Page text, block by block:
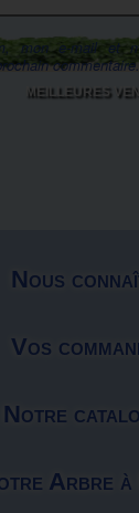
mon e-mail et
commentaire.
MEILLEURES
Nous
Vos
Notre
Arbre à